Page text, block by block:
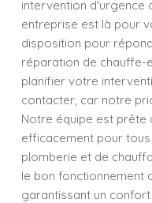
intervention d'urgence
entreprise est là pour
disposition pour
réparation de chauffe-
planifier votre
contacter, car notre
Notre équipe est prête
efficacement pour
plomberie et de
le bon fonctionnement
garantissant un